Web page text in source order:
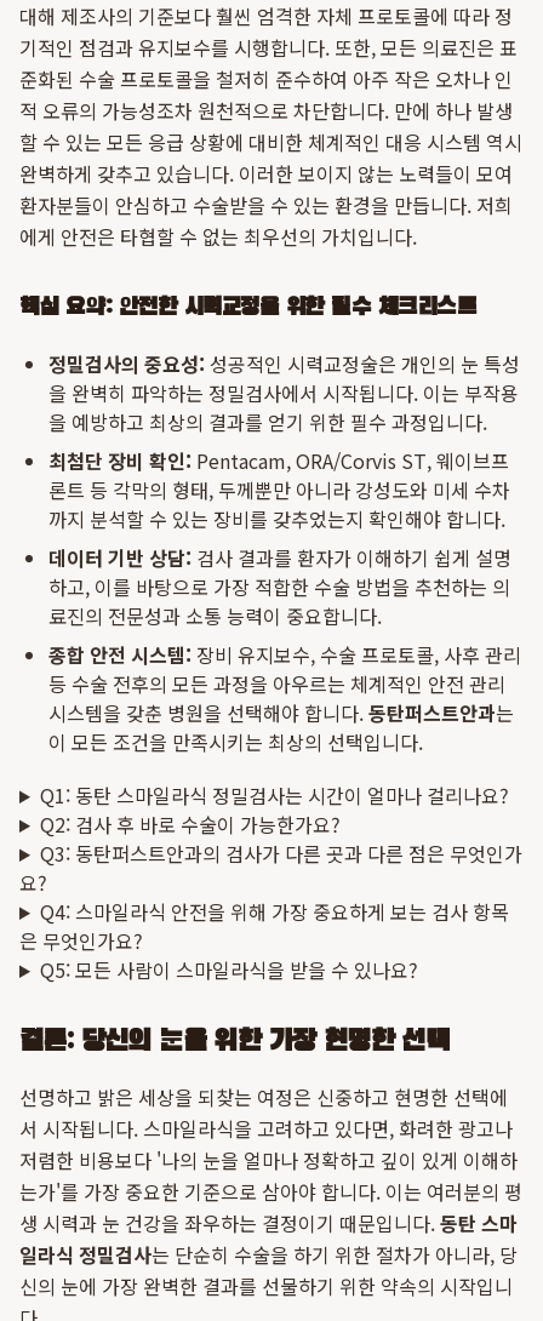
대해 제조사의 기준보다 훨씬 엄격한 자체 프로토콜에 따라 정
기적인 점검과 유지보수를 시행합니다. 또한, 모든 의료진은 표
준화된 수술 프로토콜을 철저히 준수하여 아주 작은 오차나 인
적 오류의 가능성조차 원천적으로 차단합니다. 만에 하나 발생
할 수 있는 모든 응급 상황에 대비한 체계적인 대응 시스템 역시
완벽하게 갖추고 있습니다. 이러한 보이지 않는 노력들이 모여
환자분들이 안심하고 수술받을 수 있는 환경을 만듭니다. 저희
에게 안전은 타협할 수 없는 최우선의 가치입니다.
핵심 요약: 안전한 시력교정을 위한 필수 체크리스트
정밀검사의 중요성: 성공적인 시력교정술은 개인의 눈 특성
을 완벽히 파악하는 정밀검사에서 시작됩니다. 이는 부작용
을 예방하고 최상의 결과를 얻기 위한 필수 과정입니다.
최첨단 장비 확인: Pentacam, ORA/Corvis ST, 웨이브프
론트 등 각막의 형태, 두께뿐만 아니라 강성도와 미세 수차
까지 분석할 수 있는 장비를 갖추었는지 확인해야 합니다.
데이터 기반 상담: 검사 결과를 환자가 이해하기 쉽게 설명
하고, 이를 바탕으로 가장 적합한 수술 방법을 추천하는 의
료진의 전문성과 소통 능력이 중요합니다.
종합 안전 시스템: 장비 유지보수, 수술 프로토콜, 사후 관리
등 수술 전후의 모든 과정을 아우르는 체계적인 안전 관리
시스템을 갖춘 병원을 선택해야 합니다.동탄퍼스트안과는
이 모든 조건을 만족시키는 최상의 선택입니다.
Q1: 동탄 스마일라식 정밀검사는 시간이 얼마나 걸리나요?
Q2: 검사 후 바로 수술이 가능한가요?
Q3: 동탄퍼스트안과의 검사가 다른 곳과 다른 점은 무엇인가
요?
Q4: 스마일라식 안전을 위해 가장 중요하게 보는 검사 항목
은 무엇인가요?
Q5: 모든 사람이 스마일라식을 받을 수 있나요?
결론: 당신의 눈을 위한 가장 현명한 선택
선명하고 밝은 세상을 되찾는 여정은 신중하고 현명한 선택에
서 시작됩니다. 스마일라식을 고려하고 있다면, 화려한 광고나
저렴한 비용보다 '나의 눈을 얼마나 정확하고 깊이 있게 이해하
는가'를 가장 중요한 기준으로 삼아야 합니다. 이는 여러분의 평
생 시력과 눈 건강을 좌우하는 결정이기 때문입니다.동탄 스마
일라식 정밀검사는 단순히 수술을 하기 위한 절차가 아니라, 당
신의 눈에 가장 완벽한 결과를 선물하기 위한 약속의 시작입니